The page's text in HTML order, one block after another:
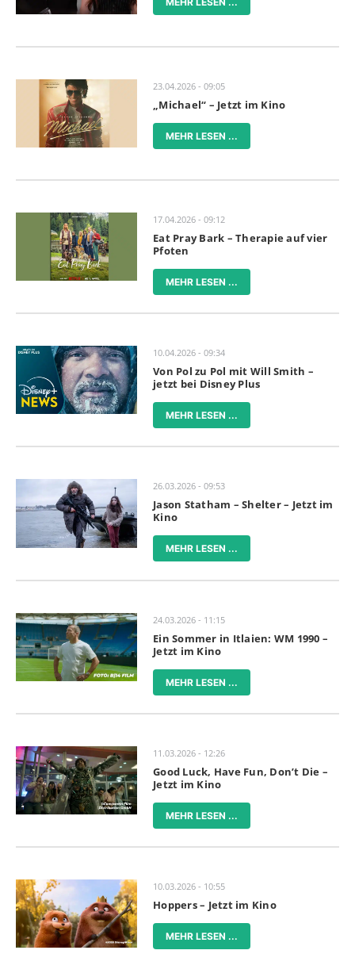
23.04.2026 - 09:05
„Michael“ – Jetzt im Kino
MEHR LESEN ...
17.04.2026 - 09:12
Eat Pray Bark – Therapie auf vier
Pfoten
MEHR LESEN ...
10.04.2026 - 09:34
Von Pol zu Pol mit Will Smith –
jetzt bei Disney Plus
MEHR LESEN ...
26.03.2026 - 09:53
Jason Statham – Shelter – Jetzt im
Kino
MEHR LESEN ...
24.03.2026 - 11:15
Ein Sommer in Itlaien: WM 1990 –
Jetzt im Kino
MEHR LESEN ...
11.03.2026 - 12:26
Good Luck, Have Fun, Don’t Die –
Jetzt im Kino
MEHR LESEN ...
10.03.2026 - 10:55
Hoppers – Jetzt im Kino
MEHR LESEN ...